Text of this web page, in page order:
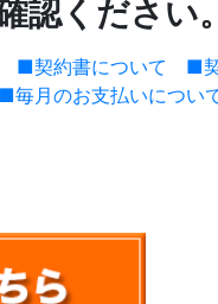
認ください
■契約書について ■
■毎月のお支払いについ